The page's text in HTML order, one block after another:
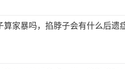
算家暴吗，掐脖子会有什么后遗